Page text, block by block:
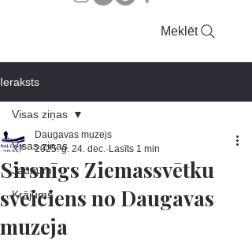
Meklēt
Ieraksts
Visas ziņas
Jaunumi
Krājums
Visas ziņas
Sirsnīgs Ziemassvētku
sveiciens no Daugavas
muzeja
Daugavas muzejs
2025. g. 24. dec. Lasīts 1 min